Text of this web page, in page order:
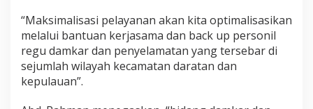
“Maksimalisasi pelayanan akan kita optimalisasikan
melalui bantuan kerjasama dan back up personil
regu damkar dan penyelamatan yang tersebar di
sejumlah wilayah kecamatan daratan dan
kepulauan”.